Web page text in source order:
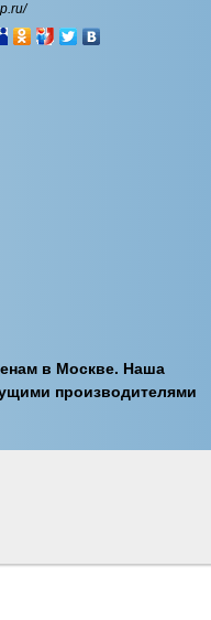
в Москве. Наша
производителями